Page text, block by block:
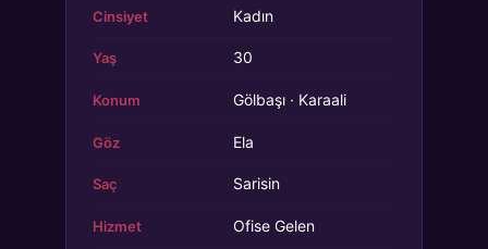
Cinsiyet Kadın
Yaş 30
Konum Gölbaşı · Karaali
Göz Ela
Saç Sarisin
Hizmet Ofise Gelen